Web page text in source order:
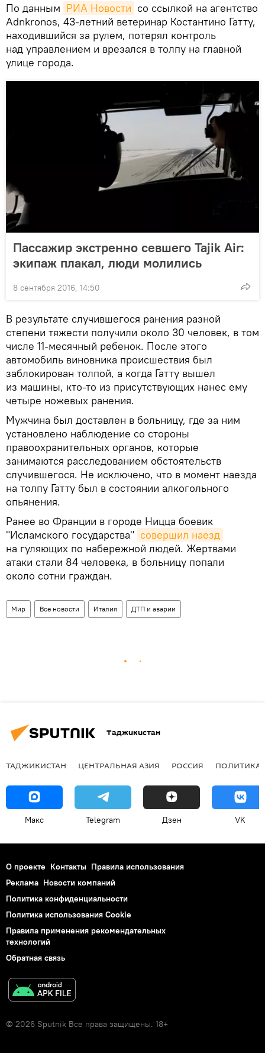
По данным РИА Новости со ссылкой на агентство
Adnkronos, 43-летний ветеринар Костантино Гатту,
находившийся за рулем, потерял контроль
над управлением и врезался в толпу на главной
улице города.
Пассажир экстренно севшего Tajik Air:
экипаж плакал, люди молились
8 сентября 2016, 14:50
В результате случившегося ранения разной
степени тяжести получили около 30 человек, в том
числе 11-месячный ребенок. После этого
автомобиль виновника происшествия был
заблокирован толпой, а когда Гатту вышел
из машины, кто-то из присутствующих нанес ему
четыре ножевых ранения.
Мужчина был доставлен в больницу, где за ним
установлено наблюдение со стороны
правоохранительных органов, которые
занимаются расследованием обстоятельств
случившегося. Не исключено, что в момент наезда
на толпу Гатту был в состоянии алкогольного
опьянения.
Ранее во Франции в городе Ницца боевик
"Исламского государства" совершил наезд
на гуляющих по набережной людей. Жертвами
атаки стали 84 человека, в больницу попали
около сотни граждан.
Мир Все новости Италия ДТП и аварии
Таджикистан
ТАДЖИКИСТАН ЦЕНТРАЛЬНАЯ АЗИЯ РОССИЯ ПОЛИТИКА
Макс Telegram Дзен VK
О проекте Контакты Правила использования
Реклама Новости компаний
Политика конфиденциальности
Политика использования Cookie
Правила применения рекомендательных
технологий
Обратная связь
© 2026 Sputnik Все права защищены. 18+